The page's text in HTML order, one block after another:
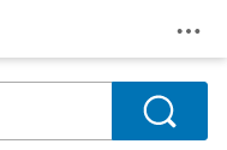
メ
検索